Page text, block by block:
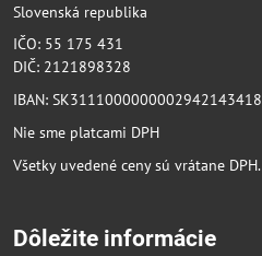
Slovenská republika
IČO: 55 175 431
DIČ: 2121898328
IBAN: SK3111000000002942143418
Nie sme platcami DPH
Všetky uvedené ceny sú vrátane DPH.
Dôležite informácie